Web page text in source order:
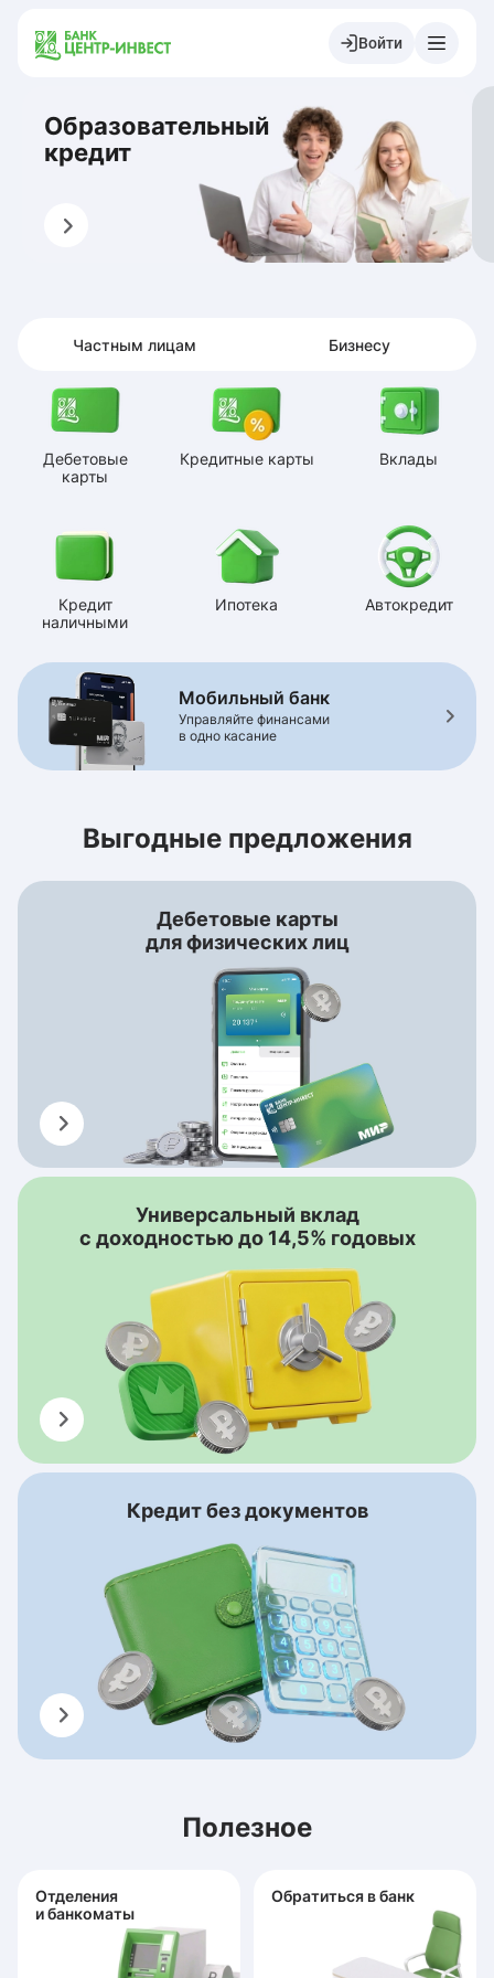
Войти
Образовательный
кредит
Оформить
Частным лицам Бизнесу
Дебетовые
карты
Кредитные карты Вклады
Кредит
наличными
Ипотека Автокредит
Мобильный банк
Управляйте финансами
в одно касание
Выгодные предложения
Дебетовые карты
для физических лиц
Универсальный вклад
с доходностью до 14,5% годовых
Кредит без документов
Полезное
Отделения
и банкоматы
Обратиться в банк